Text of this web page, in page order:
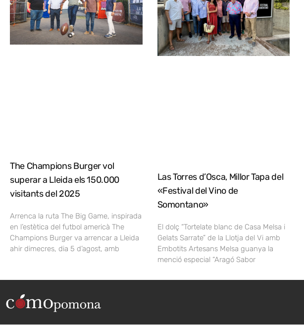
The Champions Burger vol
superar a Lleida els 150.000
visitants del 2025
Arrenca la ruta The Big Game, inspirada
en l’estètica del futbol americà The
Champions Burger va arrencar a Lleida
ahir dimecres, dia 5 d’agost, amb
Las Torres d’Osca, Millor Tapa del
«Festival del Vino de
Somontano»
El dolç “Tortelate blanc de Casa Melsa i
Gelats Sarrate” de la Llotja del Vi amb
Embotits Artesans Melsa guanya la
menció especial “Aragó Sabor